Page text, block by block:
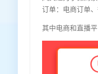
订单：电商订单
其中电商和直播